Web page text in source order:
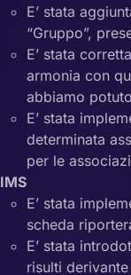
E’ stata
“Gruppo”,
E’ stata
armonia con
abbiamo
E’ stata
determinata
per le
IMS
E’ stata
scheda
E’ stata
risulti